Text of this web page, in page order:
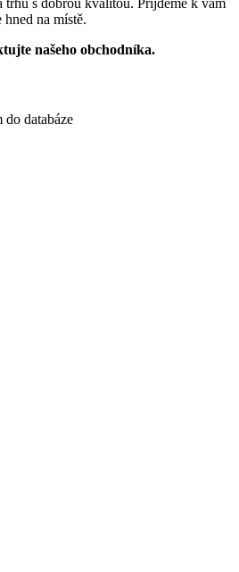
trhu s dobrou kvalitou. Přijdeme k vám
na místě.
našeho obchodníka.
do databáze